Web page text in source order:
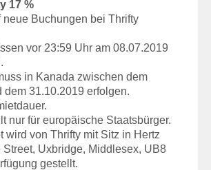
17 %
neue Buchungen bei Thrifty
vor 23:59 Uhr am 08.07.2019
in Kanada zwischen dem
dem 31.10.2019 erfolgen.
nur für europäische Staatsbürger.
wird von Thrifty mit Sitz in Hertz
Street, Uxbridge, Middlesex, UB8
gestellt.